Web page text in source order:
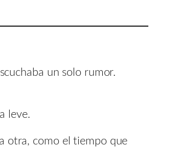
un solo rumor.
leve.
otra, como el tiempo que